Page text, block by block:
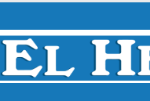
Skip
content